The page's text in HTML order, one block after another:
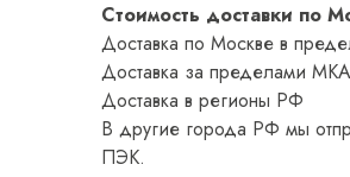
Стоимость доставки по
Доставка по Москве в
Доставка за пределами
Доставка в регионы РФ
В другие города РФ мы
ПЭК.